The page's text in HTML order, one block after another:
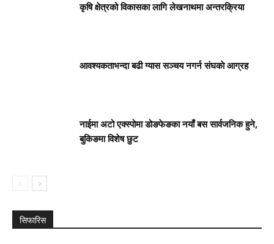
कृषि क्षेत्रको विकासका लागि लेखनाथमा अन्तरक्रिया
आवश्यकताभन्दा बढी ग्यास सञ्चय नगर्न संघकाे आग्रह
नाईमा अटो एक्स्पोमा डोङफेङका नयाँ बस सार्वजनिक हुने,
बुकिङमा विशेष छुट
सिफारिस